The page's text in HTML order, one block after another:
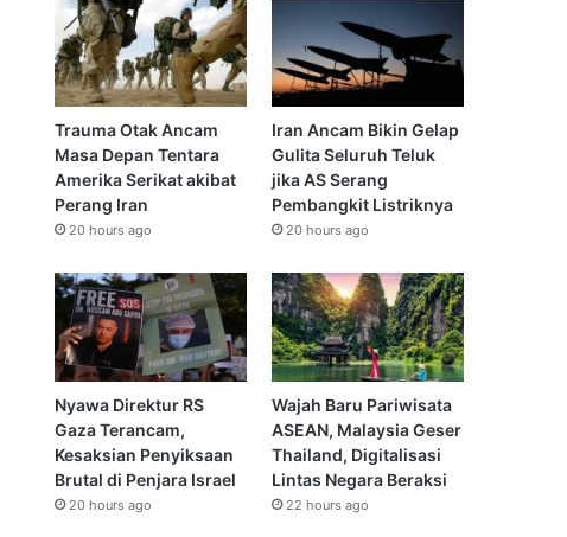
Trauma Otak Ancam
Masa Depan Tentara
Amerika Serikat akibat
Perang Iran
20 hours ago
Iran Ancam Bikin Gelap
Gulita Seluruh Teluk
jika AS Serang
Pembangkit Listriknya
20 hours ago
Nyawa Direktur RS
Gaza Terancam,
Kesaksian Penyiksaan
Brutal di Penjara Israel
20 hours ago
Wajah Baru Pariwisata
ASEAN, Malaysia Geser
Thailand, Digitalisasi
Lintas Negara Beraksi
22 hours ago